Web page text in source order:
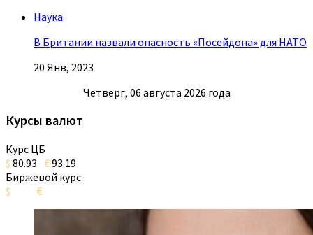
Наука
В Британии назвали опасность «Посейдона» для НАТО
20 Янв, 2023
Четверг, 06 августа 2026 года
Курсы валют
Курс ЦБ
$ 80.93 €93.19
Биржевой курс
$
€